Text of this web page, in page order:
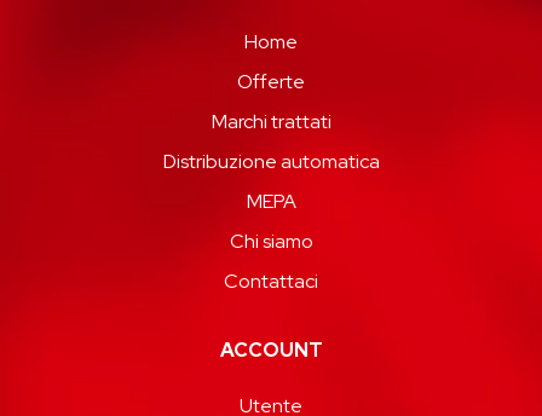
Home
Offerte
Marchi trattati
Distribuzione automatica
MEPA
Chi siamo
Contattaci
ACCOUNT
Utente